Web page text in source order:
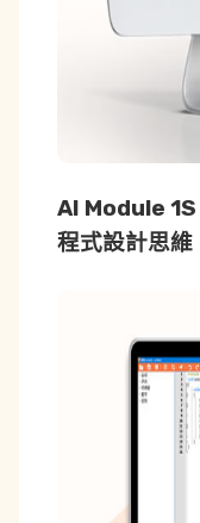
AI Module 1S
程式設計思維